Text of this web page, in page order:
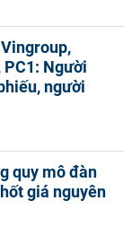
Người
người
quy mô đàn
giá nguyên